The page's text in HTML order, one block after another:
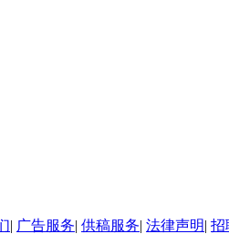
| 广告服务| 供稿服务| 法律声明| 招